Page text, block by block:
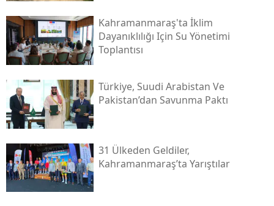
Kahramanmaraş'ta İklim
Dayanıklılığı Için Su Yönetimi
Toplantısı
Türkiye, Suudi Arabistan Ve
Pakistan’dan Savunma Paktı
31 Ülkeden Geldiler,
Kahramanmaraş’ta Yarıştılar